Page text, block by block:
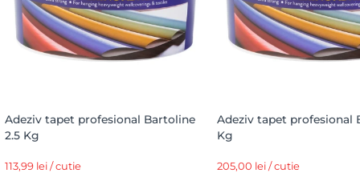
Adeziv tapet profesional Bartoline
2.5 Kg
113,99 lei / cutie
Adeziv tapet profesional
Kg
205,00 lei / cutie